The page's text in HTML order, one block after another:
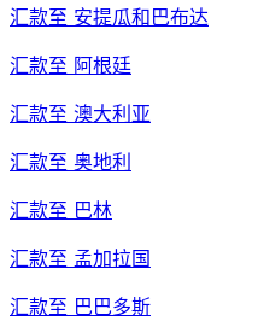
汇款至 安提瓜和巴布达
汇款至 阿根廷
汇款至 澳大利亚
汇款至 奥地利
汇款至 巴林
汇款至 孟加拉国
汇款至 巴巴多斯